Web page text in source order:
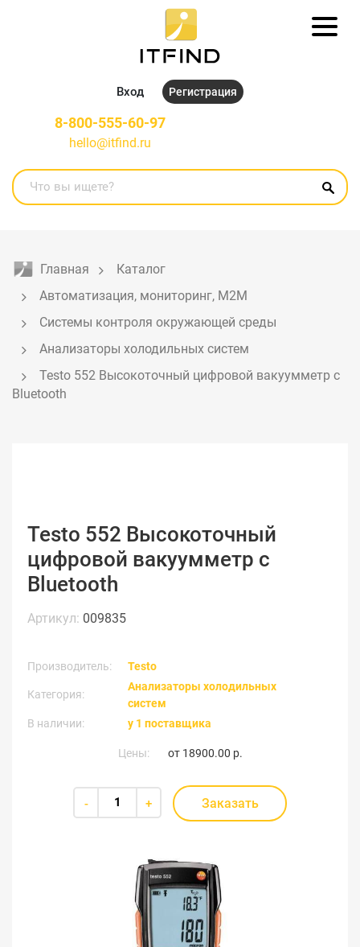
Вход Регистрация
8-800-555-60-97
hello@itfind.ru
Главная
Каталог
Автоматизация, мониторинг, M2M
Системы контроля окружающей среды
Анализаторы холодильных систем
Testo 552 Высокоточный цифровой вакуумметр с
Bluetooth
Testo 552 Высокоточный
цифровой вакуумметр с
Bluetooth
Артикул: 009835
Производитель: Testo
Категория:
Анализаторы холодильных
систем
В наличии:
у 1 поставщика
Цены: от 18900.00 р.
- + Заказать